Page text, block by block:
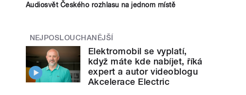
Audiosvět Českého rozhlasu na jednom místě
NEJPOSLOUCHANĚJŠÍ
Elektromobil se vyplatí,
když máte kde nabíjet, říká
expert a autor videoblogu
Akcelerace Electric